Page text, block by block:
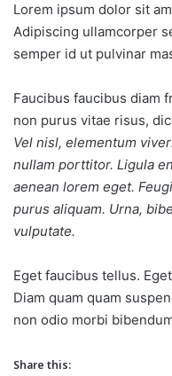
Lorem ipsum dolor sit
Adipiscing ullamcorper
semper id ut pulvinar
Faucibus faucibus diam
non purus vitae risus,
Vel nisl, elementum
nullam porttitor. Ligula
aenean lorem eget.
purus aliquam. Urna,
vulputate.
Eget faucibus tellus.
Diam quam quam
non odio morbi
Share this: